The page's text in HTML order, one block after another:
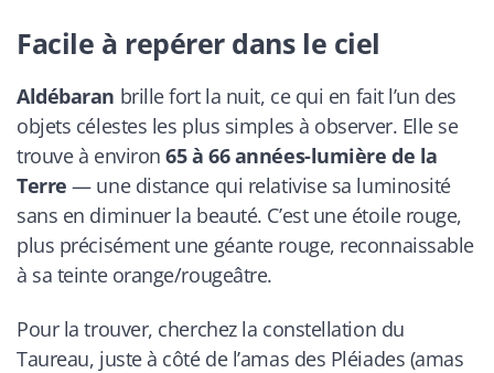
Facile à repérer dans le ciel
Aldébaran brille fort la nuit, ce qui en fait l’un des
objets célestes les plus simples à observer. Elle se
trouve à environ65 à 66 années-lumière de la
Terre — une distance qui relativise sa luminosité
sans en diminuer la beauté. C’est une étoile rouge,
plus précisément une géante rouge, reconnaissable
à sa teinte orange/rougeâtre.
Pour la trouver, cherchez la constellation du
Taureau, juste à côté de l’amas des Pléiades (amas